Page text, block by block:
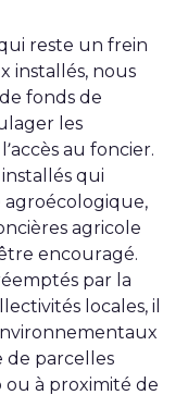
reste un frein
installés, nous
fonds de
les
au foncier.
qui
agroécologique,
agricole
encouragé.
par la
locales, il
de parcelles
à proximité de